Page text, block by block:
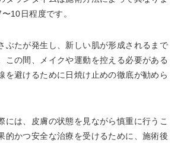
10日程度です。
ぶたが発生し、新しい肌が形成されるまで
この間、メイクや運動を控える必要がある
を避けるために日焼け止めの徹底が勧めら
には、皮膚の状態を見ながら慎重に行うこ
的かつ安全な治療を受けるために、施術後